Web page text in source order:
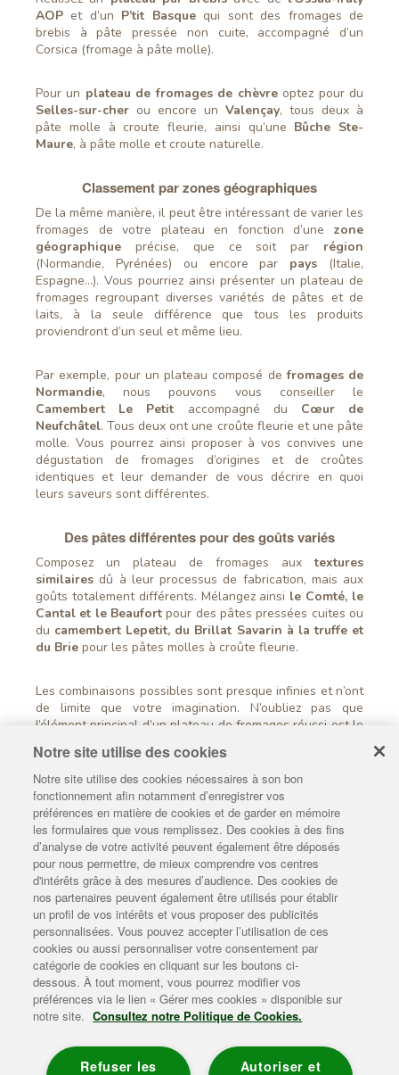
AOP et d’un P’tit Basquequi sont des fromages de
brebis à pâte pressée non cuite, accompagné d’un
Corsica (fromage à pâte molle).
Pour un plateau de fromages de chèvreoptez pour du
Selles-sur-cher ou encore un Valençay, tous deux à
pâte molle à croute fleurie, ainsi qu’une Bûche Ste-
Maure, à pâte molle et croute naturelle.
Classement par zones géographiques
De la même manière, il peut être intéressant de varier les
fromages de votre plateau en fonction d’une zone
géographique précise, que ce soit par région
(Normandie, Pyrénées) ou encore par pays (Italie,
Espagne…). Vous pourriez ainsi présenter un plateau de
fromages regroupant diverses variétés de pâtes et de
laits, à la seule différence que tous les produits
proviendront d’un seul et même lieu.
Par exemple, pour un plateau composé defromages de
Normandie, nous pouvons vous conseiller le
Camembert Le Petit accompagné du Cœur de
Neufchâtel. Tous deux ont une croûte fleurie et une pâte
molle. Vous pourrez ainsi proposer à vos convives une
dégustation de fromages d’origines et de croûtes
identiques et leur demander de vous décrire en quoi
leurs saveurs sont différentes.
Des pâtes différentes pour des goûts variés
Composez un plateau de fromages auxtextures
similaires dû à leur processus de fabrication, mais aux
goûts totalement différents. Mélangez ainsi le Comté, le
Cantal et le Beaufort pour des pâtes pressées cuites ou
du camembert Lepetit, du Brillat Savarin à la truffe et
du Brie pour les pâtes molles à croûte fleurie.
Les combinaisons possibles sont presque infinies et n’ont
de limite que votre imagination. N’oubliez pas que
l’élément principal d’un plateau de fromages réussi est le
Créer mon plateau de fromages
L'histoire Lepetit
Le camembert Lepetit
Les conseils Lepetit
L'univers Lepetit
Enviedebienmanger
Plan du site|Mentions légales|Contact| Gérer mes cookies
Politique de données personnelles|Politique de gestion des
Consommer 3 produits laitiers par jour (lait, yaourt, fromage) en
Notre site utilise des cookies
Notre site utilise des cookies nécessaires à son bon
fonctionnement afin notamment d’enregistrer vos
préférences en matière de cookies et de garder en mémoire
les formulaires que vous remplissez. Des cookies à des fins
d’analyse de votre activité peuvent également être déposés
pour nous permettre, de mieux comprendre vos centres
d'intérêts grâce à des mesures d’audience. Des cookies de
nos partenaires peuvent également être utilisés pour établir
un profil de vos intérêts et vous proposer des publicités
personnalisées. Vous pouvez accepter l’utilisation de ces
cookies ou aussi personnaliser votre consentement par
catégorie de cookies en cliquant sur les boutons ci-
dessous. À tout moment, vous pourrez modifier vos
préférences via le lien « Gérer mes cookies » disponible sur
notre site. Consultez notre Politique de Cookies.
Autoriser et
Refuser les